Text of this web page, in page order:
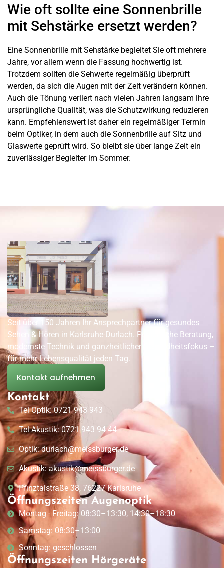
Wie oft sollte eine Sonnenbrille
mit Sehstärke ersetzt werden?
Eine Sonnenbrille mit Sehstärke begleitet Sie oft mehrere
Jahre, vor allem wenn die Fassung hochwertig ist.
Trotzdem sollten die Sehwerte regelmäßig überprüft
werden, da sich die Augen mit der Zeit verändern können.
Auch die Tönung verliert nach vielen Jahren langsam ihre
ursprüngliche Qualität, was die Schutzwirkung reduzieren
kann. Empfehlenswert ist daher ein regelmäßiger Termin
beim Optiker, in dem auch die Sonnenbrille auf Sitz und
Glaswerte geprüft wird. So bleibt sie über lange Zeit ein
zuverlässiger Begleiter im Sommer.
Seit über 150 Jahren Ihr Ansprechpartner für gesundes
Sehen & Hören in Karlsruhe-Durlach. Persönliche Beratung,
modernste Technik und ganzheitlicher Gesundheitsfokus –
für mehr Lebensqualität jeden Tag.
Kontakt aufnehmen
Kontakt
Tel Optik: 0721 943 943
Tel Akustik: 0721 943 94 44
Optik: durlach@meissburger.de
Akustik: akustik@meissburger.de
Pfinztalstraße 38, 76227 Karlsruhe
Öffnungszeiten Augenoptik
Montag - Freitag: 08:30–13:30, 14:30–18:30
Samstag: 08:30–13:00
Sonntag: geschlossen
Öffnungszeiten Hörgeräte